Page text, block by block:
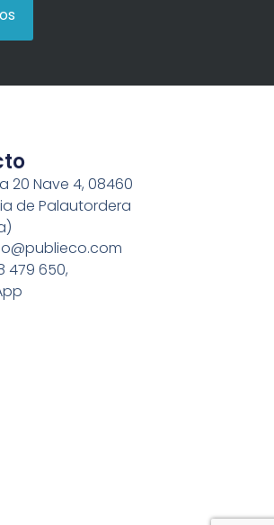
20 Nave 4, 08460
de Palautordera
479 650,